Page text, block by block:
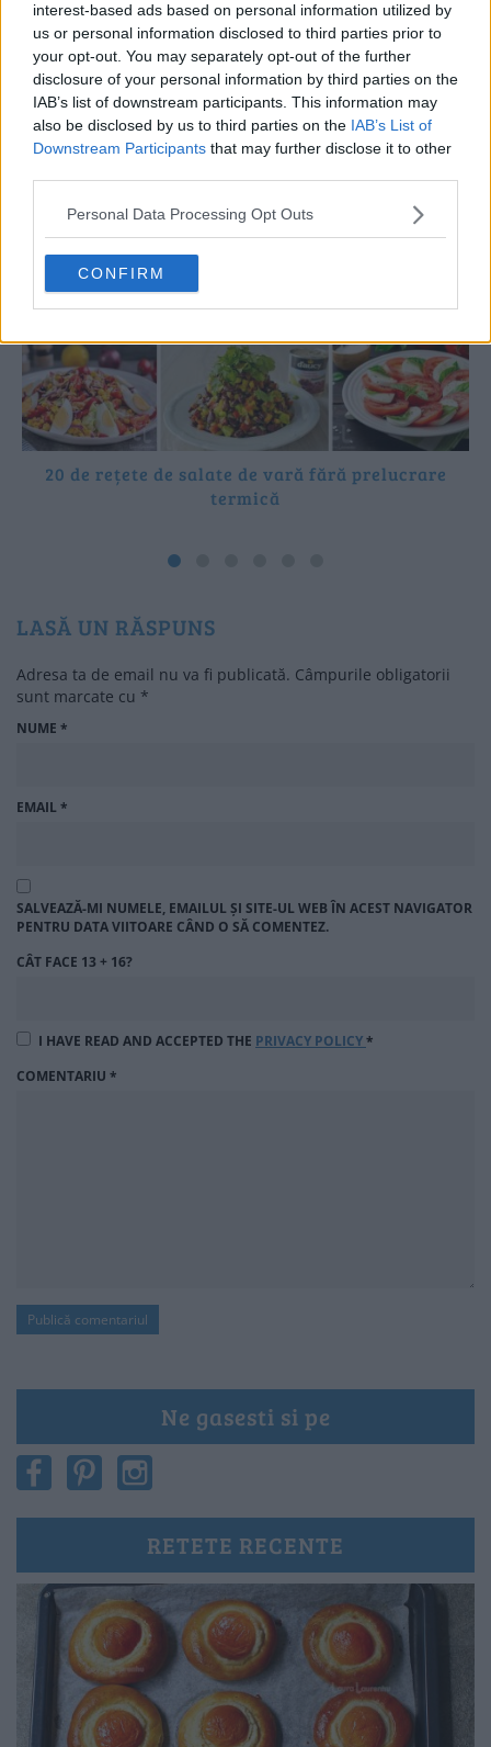
interest-based ads based on personal information utilized by
us or personal information disclosed to third parties prior to
your opt-out. You may separately opt-out of the further
disclosure of your personal information by third parties on the
IAB’s list of downstream participants. This information may
also be disclosed by us to third parties on the IAB’s List of
Downstream Participants that may further disclose it to other
Personal Data Processing Opt Outs
CONFIRM
Poate îți place și:
20 de rețete de salate de vară fără prelucrare
termică
LASĂ UN RĂSPUNS
Adresa ta de email nu va fi publicată. Câmpurile obligatorii
sunt marcate cu *
NUME *
EMAIL*
SALVEAZĂ-MI NUMELE, EMAILUL ȘI SITE-UL WEB ÎN ACEST NAVIGATOR
PENTRU DATA VIITOARE CÂND O SĂ COMENTEZ.
CÂT FACE 13 + 16?
I HAVE READ AND ACCEPTED THE PRIVACY POLICY*
COMENTARIU *
Ne gasesti si pe
RETETE RECENTE